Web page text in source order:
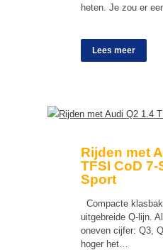
heten. Je zou er
Lees meer
Rijden met
TFSI CoD
Sport
Compacte
uitgebreide Q-lijn.
oneven cijfer: Q3,
hoger het…